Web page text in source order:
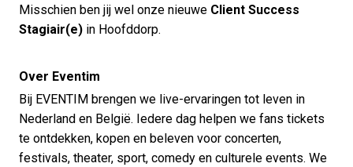
Misschien ben jij wel onze nieuwe Client Success
Stagiair(e) in Hoofddorp.
Over Eventim
Bij EVENTIM brengen we live-ervaringen tot leven in
Nederland en België. Iedere dag helpen we fans tickets
te ontdekken, kopen en beleven voor concerten,
festivals, theater, sport, comedy en culturele events. We